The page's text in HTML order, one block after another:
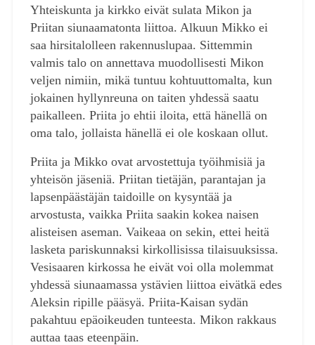
Yhteiskunta ja kirkko eivät sulata Mikon ja
Priitan siunaamatonta liittoa. Alkuun Mikko ei
saa hirsitalolleen rakennuslupaa. Sittemmin
valmis talo on annettava muodollisesti Mikon
veljen nimiin, mikä tuntuu kohtuuttomalta, kun
jokainen hyllynreuna on taiten yhdessä saatu
paikalleen. Priita jo ehtii iloita, että hänellä on
oma talo, jollaista hänellä ei ole koskaan ollut.
Priita ja Mikko ovat arvostettuja työihmisiä ja
yhteisön jäseniä. Priitan tietäjän, parantajan ja
lapsenpäästäjän taidoille on kysyntää ja
arvostusta, vaikka Priita saakin kokea naisen
alisteisen aseman. Vaikeaa on sekin, ettei heitä
lasketa pariskunnaksi kirkollisissa tilaisuuksissa.
Vesisaaren kirkossa he eivät voi olla molemmat
yhdessä siunaamassa ystävien liittoa eivätkä edes
Aleksin ripille pääsyä. Priita-Kaisan sydän
pakahtuu epäoikeuden tunteesta. Mikon rakkaus
auttaa taas eteenpäin.